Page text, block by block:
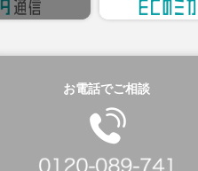
お電話でご相談